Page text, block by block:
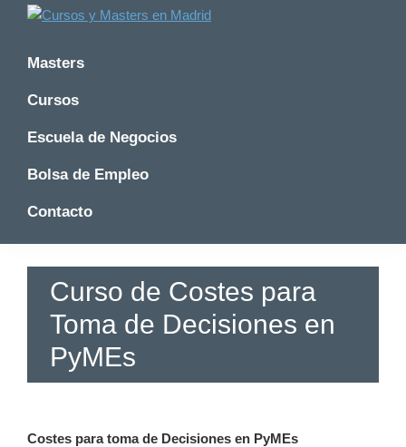
Saltar
principal
Saltar
contenido
Saltar
lateral
y
Master
en
Madrid
Formatalent
y
en
-
Formatalent
Masters
Cursos
Escuela de Negocios
Bolsa de Empleo
Contacto
Curso de Costes para
Toma de Decisiones en
PyMEs
Costes para toma de Decisiones en PyMEs